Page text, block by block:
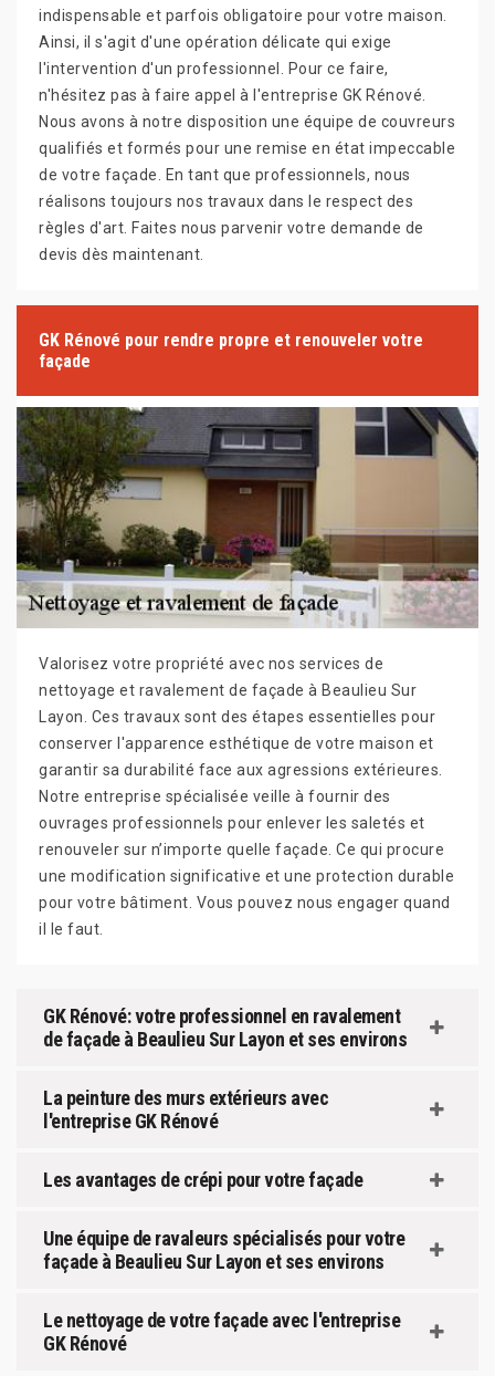
indispensable et parfois obligatoire pour votre maison.
Ainsi, il s'agit d'une opération délicate qui exige
l'intervention d'un professionnel. Pour ce faire,
n'hésitez pas à faire appel à l'entreprise GK Rénové.
Nous avons à notre disposition une équipe de couvreurs
qualifiés et formés pour une remise en état impeccable
de votre façade. En tant que professionnels, nous
réalisons toujours nos travaux dans le respect des
règles d'art. Faites nous parvenir votre demande de
devis dès maintenant.
GK Rénové pour rendre propre et renouveler votre
façade
Valorisez votre propriété avec nos services de
nettoyage et ravalement de façade à Beaulieu Sur
Layon. Ces travaux sont des étapes essentielles pour
conserver l'apparence esthétique de votre maison et
garantir sa durabilité face aux agressions extérieures.
Notre entreprise spécialisée veille à fournir des
ouvrages professionnels pour enlever les saletés et
renouveler sur n’importe quelle façade. Ce qui procure
une modification significative et une protection durable
pour votre bâtiment. Vous pouvez nous engager quand
il le faut.
GK Rénové: votre professionnel en ravalement
de façade à Beaulieu Sur Layon et ses environs
La peinture des murs extérieurs avec
l'entreprise GK Rénové
Les avantages de crépi pour votre façade
Une équipe de ravaleurs spécialisés pour votre
façade à Beaulieu Sur Layon et ses environs
Le nettoyage de votre façade avec l'entreprise
GK Rénové